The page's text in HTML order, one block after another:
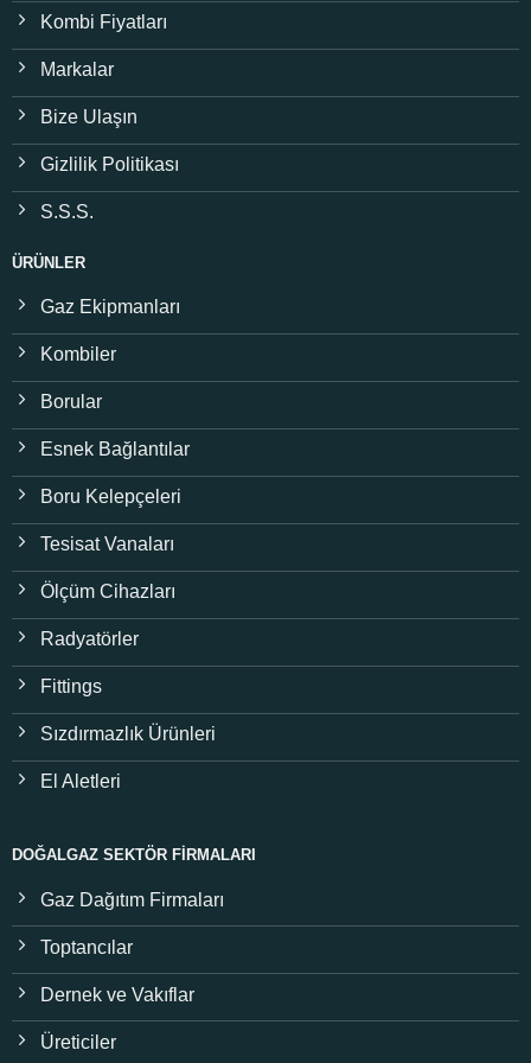
Kombi Fiyatları
Markalar
Bize Ulaşın
Gizlilik Politikası
S.S.S.
ÜRÜNLER
Gaz Ekipmanları
Kombiler
Borular
Esnek Bağlantılar
Boru Kelepçeleri
Tesisat Vanaları
Ölçüm Cihazları
Radyatörler
Fittings
Sızdırmazlık Ürünleri
El Aletleri
DOĞALGAZ SEKTÖR FIRMALARI
Gaz Dağıtım Firmaları
Toptancılar
Dernek ve Vakıflar
Üreticiler